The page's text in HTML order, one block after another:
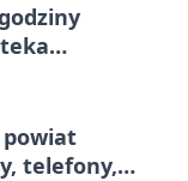
powiat
telefony,